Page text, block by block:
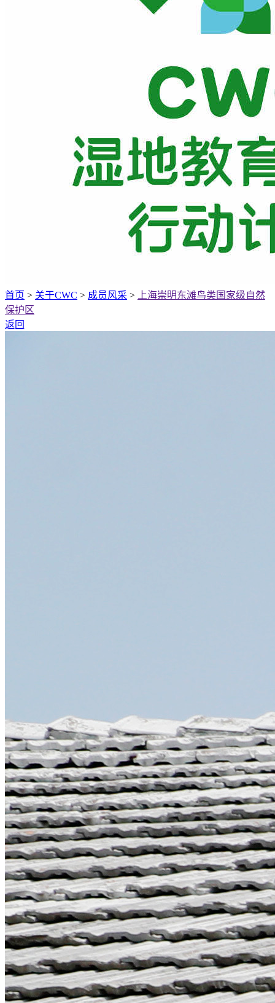
首页 > 关于CWC > 成员风采 >
上海崇明东滩鸟类国家级自然
保护区
返回